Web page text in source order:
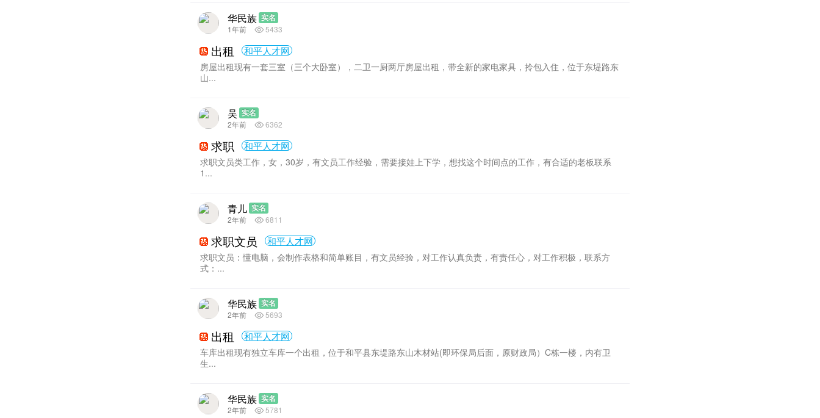
实名
华民族
1年前 5433
出租 和平人才网
房屋出租现有一套三室（三个大卧室），二卫一厨两厅房屋出租，带全新的家电家具，拎包入住，位于东堤路东
山...
实名
吴
2年前 6362
求职 和平人才网
求职文员类工作，女，30岁，有文员工作经验，需要接娃上下学，想找这个时间点的工作，有合适的老板联系
1...
实名
青儿
2年前 6811
求职文员 和平人才网
求职文员：懂电脑，会制作表格和简单账目，有文员经验，对工作认真负责，有责任心，对工作积极，联系方
式：...
实名
华民族
2年前 5693
出租 和平人才网
车库出租现有独立车库一个出租，位于和平县东堤路东山木材站(即环保局后面，原财政局）C栋一楼，内有卫
生...
实名
华民族
2年前 5781